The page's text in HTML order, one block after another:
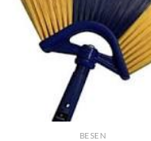
BESEN